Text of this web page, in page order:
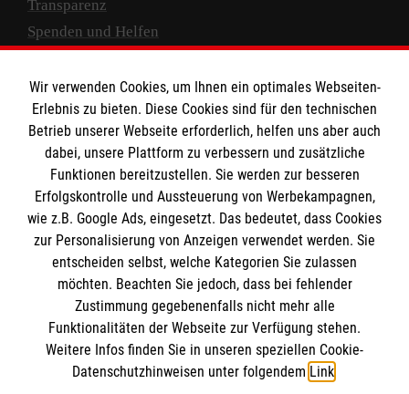
Transparenz
Spenden und Helfen
Empfänger: Malteser Hilfsdienst e.V.
IBAN: DE10 3706 0120 1201 2000 12
BIC: GENODED 1PA7
Newsletter abonnieren
Wir verwenden Cookies, um Ihnen ein optimales Webseiten-
Erlebnis zu bieten. Diese Cookies sind für den technischen
Betrieb unserer Webseite erforderlich, helfen uns aber auch
dabei, unsere Plattform zu verbessern und zusätzliche
Funktionen bereitzustellen. Sie werden zur besseren
Erfolgskontrolle und Aussteuerung von Werbekampagnen,
wie z.B. Google Ads, eingesetzt. Das bedeutet, dass Cookies
zur Personalisierung von Anzeigen verwendet werden. Sie
entscheiden selbst, welche Kategorien Sie zulassen
möchten. Beachten Sie jedoch, dass bei fehlender
Zustimmung gegebenenfalls nicht mehr alle
Funktionalitäten der Webseite zur Verfügung stehen.
Weitere Infos finden Sie in unseren speziellen Cookie-
Datenschutzhinweisen unter folgendem Link.